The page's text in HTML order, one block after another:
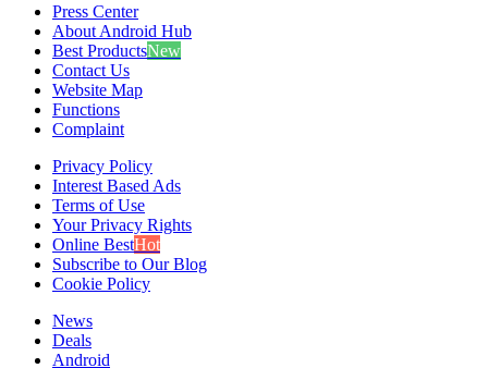
Press Center
About Android Hub
Best ProductsNew
Contact Us
Website Map
Functions
Complaint
Privacy Policy
Interest Based Ads
Terms of Use
Your Privacy Rights
Online BestHot
Subscribe to Our Blog
Cookie Policy
News
Deals
Android